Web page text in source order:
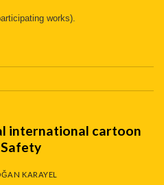
works).
international cartoon
KARAYEL